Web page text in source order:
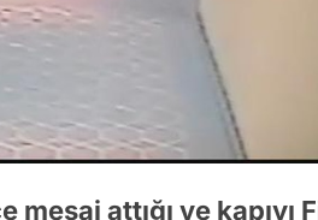
mesaj attığı ve kapıyı